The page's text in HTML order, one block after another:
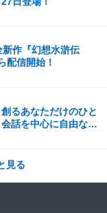
作『幻想水滸伝
配信開始！
るあなただけのひと
話を中心に自由な冒
見る